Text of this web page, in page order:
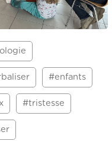
#enfants
#tristesse